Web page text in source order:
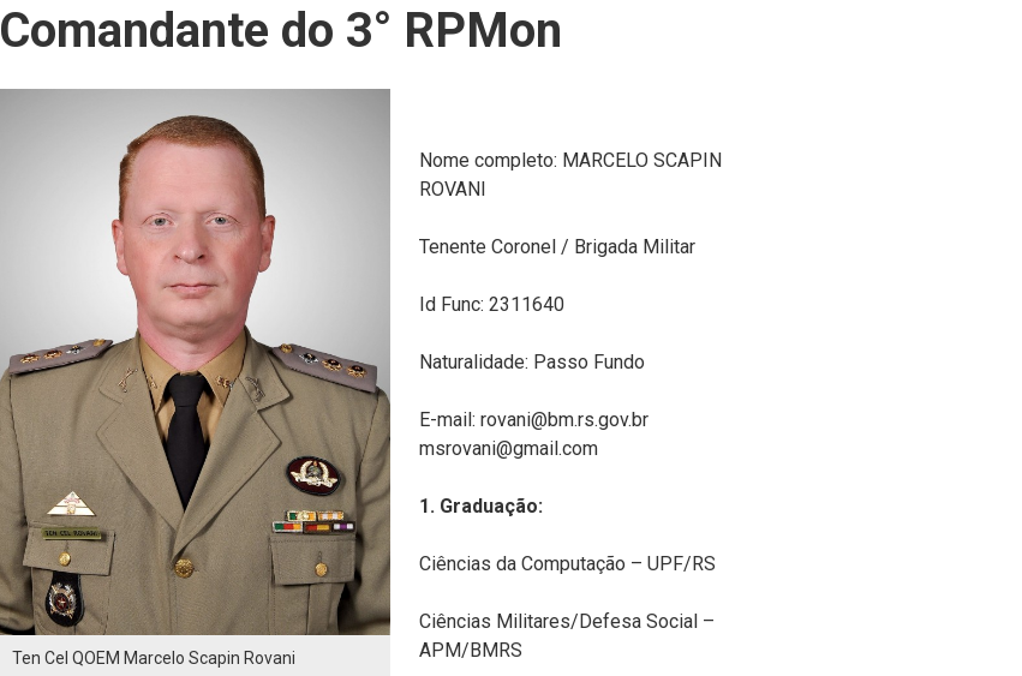
Comandante do 3° RPMon
Ten Cel QOEM Marcelo Scapin Rovani
Nome completo: MARCELO SCAPIN
ROVANI
Tenente Coronel / Brigada Militar
Id Func: 2311640
Naturalidade: Passo Fundo
E-mail: rovani@bm.rs.gov.br
msrovani@gmail.com
1. Graduação:
Ciências da Computação – UPF/RS
Ciências Militares/Defesa Social –
APM/BMRS